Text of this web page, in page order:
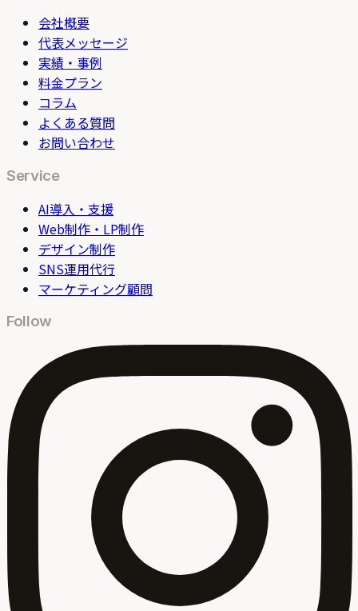
会社概要
代表メッセージ
実績・事例
料金プラン
コラム
よくある質問
お問い合わせ
Service
AI導入・支援
Web制作・LP制作
デザイン制作
SNS運用代行
マーケティング顧問
Follow